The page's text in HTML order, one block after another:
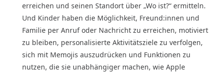
erreichen und seinen Standort über „Wo ist?“ ermitteln.
Und Kinder haben die Möglichkeit, Freund:innen und
Familie per Anruf oder Nachricht zu erreichen, motiviert
zu bleiben, personalisierte Aktivitätsziele zu verfolgen,
sich mit Memojis auszudrücken und Funktionen zu
nutzen, die sie unabhängiger machen, wie Apple